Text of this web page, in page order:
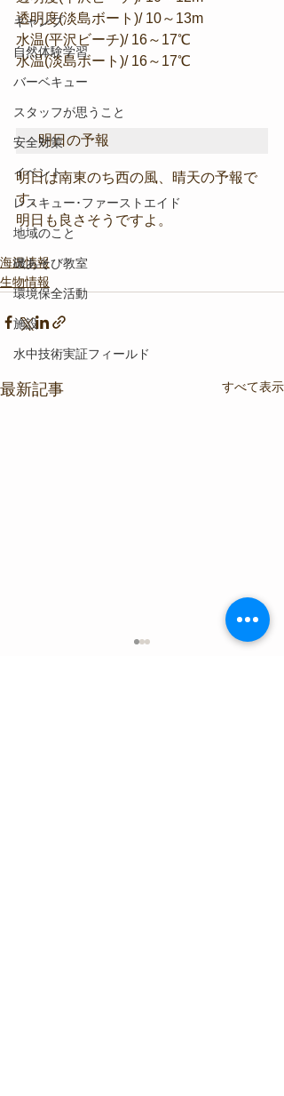
キャンプ
自然体験学習
バーベキュー
スタッフが思うこと
安全対策
イベント
レスキュー･ファーストエイド
地域のこと
磯あそび教室
環境保全活動
施設
水中技術実証フィールド
透明度(淡島ボート)/ 10～13m
水温(平沢ビーチ)/ 16～17℃
水温(淡島ボート)/ 16～17℃
明日の予報
明日は南東のち西の風、晴天の予報で
す。
明日も良さそうですよ。
海況情報
生物情報
最新記事 すべて表示